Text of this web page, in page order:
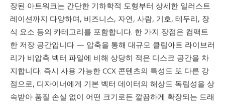
장된 아트워크는 간단한 기하학적 도형부터 상세한 일러스트
레이션까지 다양하며, 비즈니스, 자연, 사람, 기호, 테두리, 장
식 요소 등의 카테고리를 포함합니다. 한 가지 장점은 컴팩트
한 저장 공간입니다 — 압축을 통해 대규모 클립아트 라이브러
리가 비압축 벡터 파일에 비해 상당히 적은 디스크 공간을 차
지합니다. 즉시 사용 가능한 CCX 콘텐츠의 특성도 또 다른 강
점으로, 디자이너에게 기본 벡터 데이터의 해상도 독립성을 상
속받아 품질 손실 없이 어떤 크기로든 깔끔하게 확장되는 드래